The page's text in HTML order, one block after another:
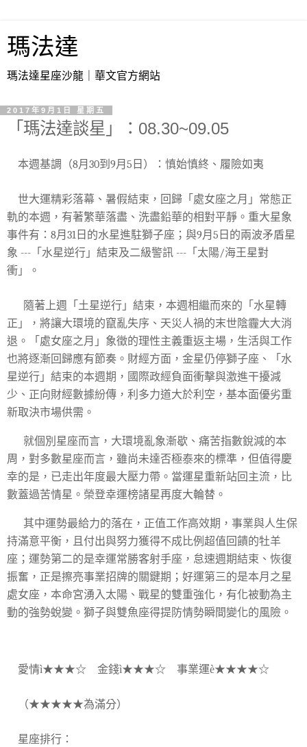
瑪法達
瑪法達星座沙龍｜華文官方網站
2017年9月1日 星期五
「瑪法達談星」：08.30~09.05
本週基調（8月 30到 9月 5 日）：慎始慎終、履險如夷
世大運精彩落幕、暑假結束，回歸「處女座之月」常態正
軌的本週，有著繁華落盡、洗盡鉛華的相對平靜。重大星象
事件有： 8月 31 日的水星進駐獅子座；與9月 5 日的兩波矛盾星
象 --- 「水星逆行」結束及二級警訊 --- 「太陽/海王星對
衝」。
隨著上週「土星逆行」結束，本週相繼而來的「水星轉
正」，將讓大環境的竄亂失序、天災人禍的末世陰霾大大消
退。「處女座之月」象徵的理性主義重返主場，生活與工作
也將逐漸回歸應有節奏。財經方面，金星仍停獅子座、「水
星逆行」結束的本週期，國際政經負面衝擊與激進干擾減
少、正向財經數據紛傳，利多力道大於利空，基本面優劣重
新取決市場供需。
就個別星座而言，大環境亂象漸歇、痛苦指數銳減的本
周，對多數星座而言，雖尚未達否極泰來的標準，但值得慶
幸的是，已走出年度最大壓力帶。當運星重新站回主流，比
數蓋過苦情星。榮登幸運榜諸星再度大輪替。
其中運勢最給力的落在，正值工作高效期，事業與人生保
持滿意平衡，且付出與努力獲得不成比例超值回饋的牡羊
座；運勢第二的是幸運常勝客射手座，怠速週期結束、恢復
振奮，正是擦亮事業招牌的關鍵期；好運第三的是本月之星
處女座，本命宮湧入太陽、戰星的雙重強化，有化被動為主
動的強勢蛻變。獅子與雙魚座得提防情勢瞬間變化的風險。
愛情ì★★★☆ 金錢ì★★★☆ 事業運è★★★★☆
（★★★★★為滿分）
星座排行：